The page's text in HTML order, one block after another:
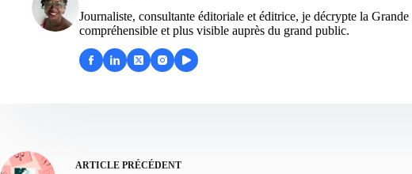
Journaliste, consultante éditoriale et éditrice, je décrypte la
compréhensible et plus visible auprès du grand public.
ARTICLE PRÉCÉDENT